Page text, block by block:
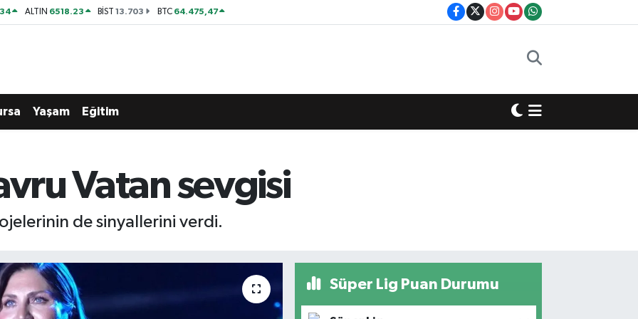
ALTIN 6518.23 BİST13.703 BTC 64.475,47
Yaşam Eğitim
Vatan sevgisi
de sinyallerini verdi.
Süper Lig Puan Durumu